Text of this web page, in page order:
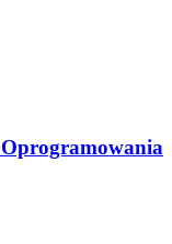
Oprogramowania